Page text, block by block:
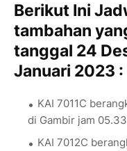
Berikut Ini
tambahan
tanggal 24
Januari 2023 :
KAI 7011C
di Gambir jam 05.33
KAI 7012C